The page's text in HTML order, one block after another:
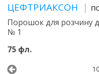
ЦЕФТРИАКСОН
Порошок для розчину
№ 1
75 фл.